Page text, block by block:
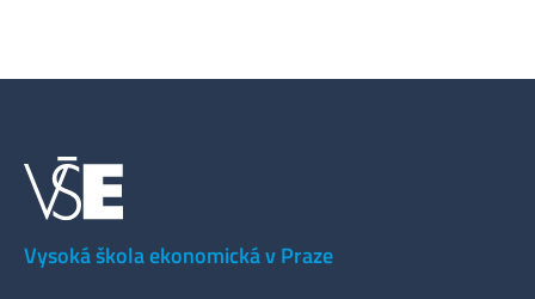
Vysoká škola ekonomická v Praze